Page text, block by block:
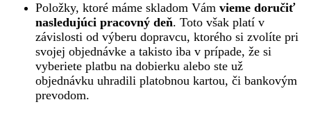
Položky, ktoré máme skladom Vám vieme doručiť
nasledujúci pracovný deň. Toto však platí v
závislosti od výberu dopravcu, ktorého si zvolíte pri
svojej objednávke a takisto iba v prípade, že si
vyberiete platbu na dobierku alebo ste už
objednávku uhradili platobnou kartou, či bankovým
prevodom.